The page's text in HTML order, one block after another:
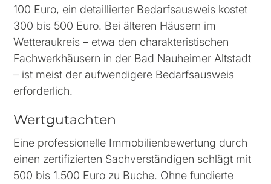
100 Euro, ein detaillierter Bedarfsausweis kostet
300 bis 500 Euro. Bei älteren Häusern im
Wetteraukreis – etwa den charakteristischen
Fachwerkhäusern in der Bad Nauheimer Altstadt
– ist meist der aufwendigere Bedarfsausweis
erforderlich.
Wertgutachten
Eine professionelle Immobilienbewertung durch
einen zertifizierten Sachverständigen schlägt mit
500 bis 1.500 Euro zu Buche. Ohne fundierte